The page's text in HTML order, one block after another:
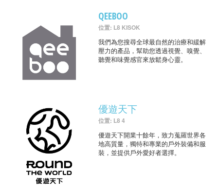
QEEBOO
位置: L8 KISOK
我們為您搜尋全球最自然的治療和緩解
壓力的產品，幫助您透過視覺、嗅覺、
聽覺和味覺感官來放鬆身心靈。
優遊天下
位置: L8 4
優遊天下開業十餘年，致力蒐羅世界各
地高質量，獨特和專業的戶外裝備和服
裝，並提供戶外愛好者選擇。